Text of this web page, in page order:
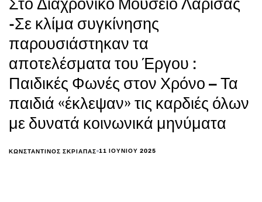
Στο Διαχρονικό Μουσείο Λάρισας
-Σε κλίμα συγκίνησης
παρουσιάστηκαν τα
αποτελέσματα του Έργου :
Παιδικές Φωνές στον Χρόνο – Τα
παιδιά «έκλεψαν» τις καρδιές όλων
με δυνατά κοινωνικά μηνύματα
ΚΩΝΣΤΑΝΤΊΝΟΣ ΣΚΡΙΆΠΑΣ 11 ΙΟΥΝΊΟΥ 2025